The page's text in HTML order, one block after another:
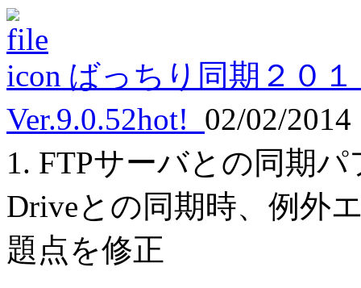
ばっちり同期２０
Ver.9.0.52hot! 02/02/2014
1. FTPサーバとの同期
Driveとの同期時、例外
題点を修正